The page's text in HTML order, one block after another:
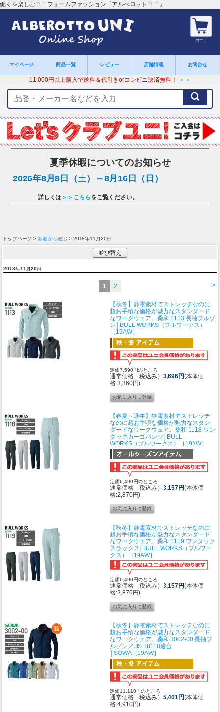
働くを楽しむユニフォームファッション「アルべロットユニ」
カート
マイページ 商品一覧 レビュー 店舗情報 お問合せ
11,000円以上購入で送料＆代引きorコンビニ決済無料！ ＞＞
ー
ワ
ー
ド
夏季休暇についてのお知らせ
2026年8月8日（土）～8月16日（日）
詳しくは ＞＞こちらをご覧ください。
トップページ > 新着から選ぶ > 2018年11月20日
並び替え
2018年11月20日
>
1 2
【秋冬】静電素材でストレッチなのに
超お手頃な価格が魅力なスタンダード
なワークウェア。 桑和 1113 長袖ブルゾ
ン│BULL WORKS（ブルワークス）
［19AW］
定価7,590円のところ
通常価格（税込み） 3,696円(本体価
格:3,360円)
【春夏～通年】静電素材でストレッチ
なのに超お手頃な価格が魅力なスタン
ダードなワークウェア。 桑和 1118 ワン
タックカーゴパンツ│BULL
WORKS（ブルワークス）［19AW］
定価6,490円のところ
通常価格（税込み） 3,157円(本体価
格:2,870円)
【秋冬】静電素材でストレッチなのに
超お手頃な価格が魅力なスタンダード
なワークウェア。 桑和 1119 ワンタック
スラックス│BULL WORKS（ブルワー
クス）［19AW］
定価6,490円のところ
通常価格（税込み） 3,157円(本体価
格:2,870円)
【秋冬】静電素材でストレッチなのに
超お手頃な価格が魅力なスタンダード
なワークウェア。 桑和 3002-00 長袖ブ
ルゾン／JIS T8118適合
│SOWA［19AW］
定価11,110円のところ
通常価格（税込み） 5,401円(本体価
格:4,910円)